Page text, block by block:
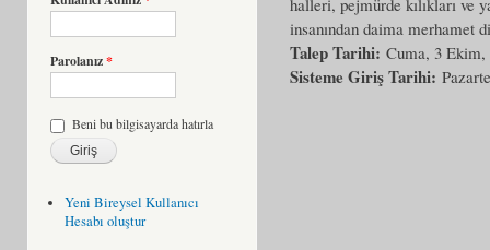
Parolanız*
Beni bu bilgisayarda hatırla
Yeni Bireysel Kullanıcı
Hesabı oluştur
insanından daima merhamet
Talep Tarihi: Cuma, 3 Ekim,
Sisteme Giriş Tarihi: